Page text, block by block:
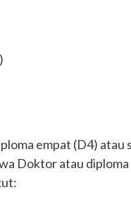
empat (D4) atau
Doktor atau